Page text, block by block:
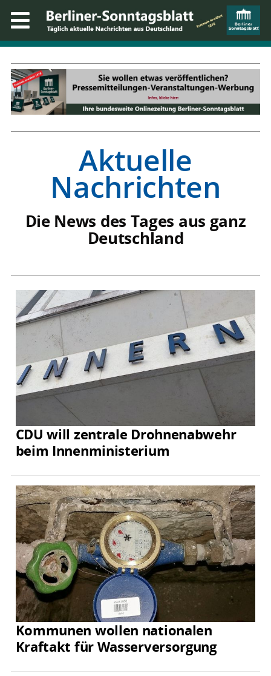
Aktuelle
Nachrichten
Die News des Tages aus ganz
Deutschland
CDU will zentrale Drohnenabwehr
beim Innenministerium
Kommunen wollen nationalen
Kraftakt für Wasserversorgung